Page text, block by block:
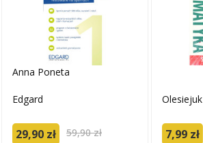
Anna Poneta
Edgard
29,90 zł 59,90 zł
Olesiejuk
7,99 zł